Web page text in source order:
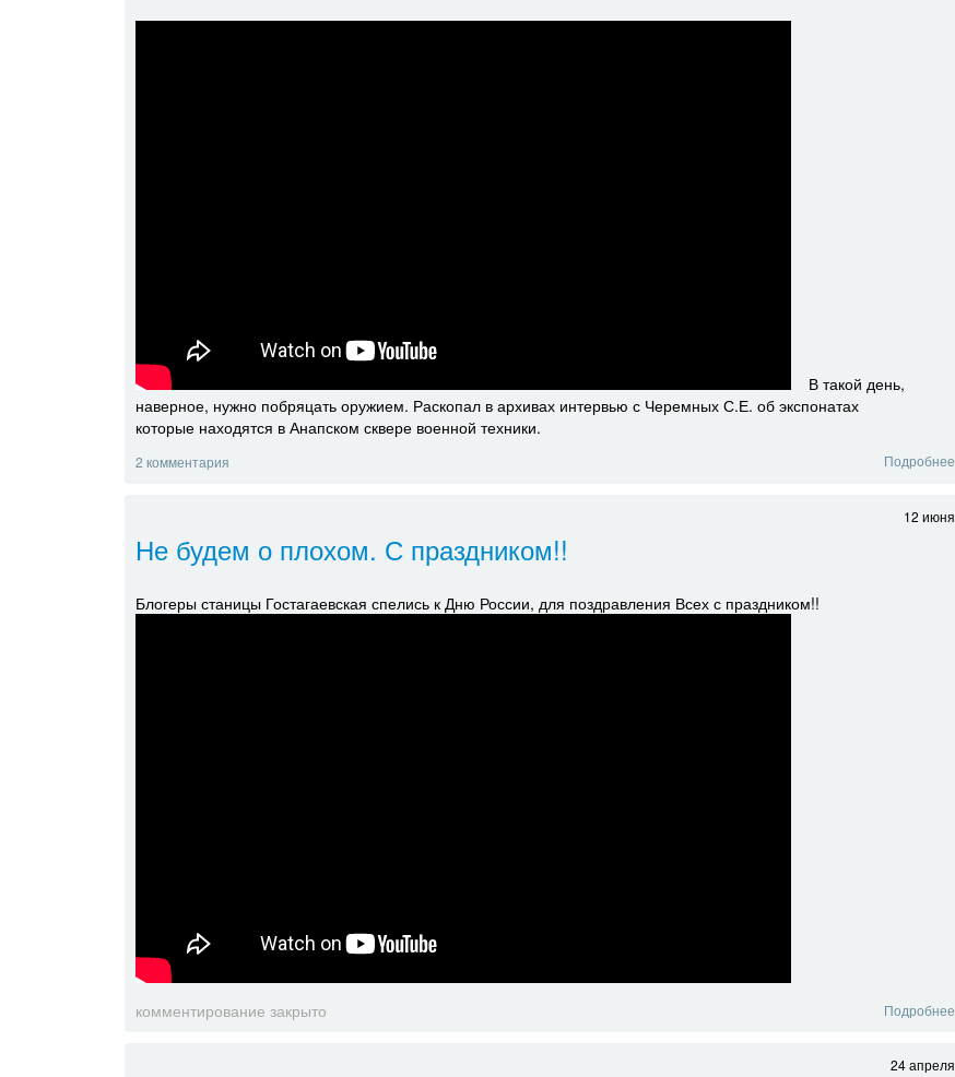
В такой день,
наверное, нужно побряцать оружием. Раскопал в архивах интервью с Черемных С.Е. об экспонатах
которые находятся в Анапском сквере военной техники.
Подробнее
2 комментария
12 июня
Не будем о плохом. С праздником!!
Блогеры станицы Гостагаевская спелись к Дню России, для поздравления Всех с праздником!!
Подробнее
комментирование закрыто
24 апреля